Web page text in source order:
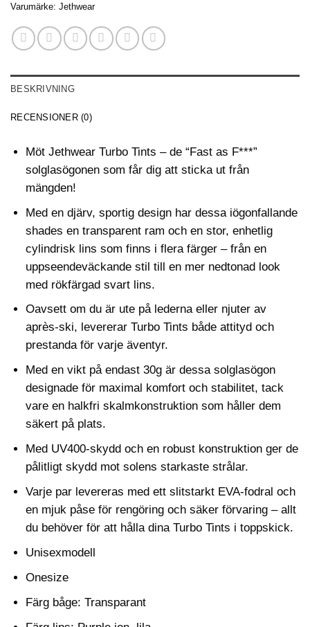
Varumärke: Jethwear
BESKRIVNING
RECENSIONER (0)
Möt Jethwear Turbo Tints – de “Fast as F***”
solglasögonen som får dig att sticka ut från
mängden!
Med en djärv, sportig design har dessa iögonfallande
shades en transparent ram och en stor, enhetlig
cylindrisk lins som finns i flera färger – från en
uppseendeväckande stil till en mer nedtonad look
med rökfärgad svart lins.
Oavsett om du är ute på lederna eller njuter av
après-ski, levererar Turbo Tints både attityd och
prestanda för varje äventyr.
Med en vikt på endast 30g är dessa solglasögon
designade för maximal komfort och stabilitet, tack
vare en halkfri skalmkonstruktion som håller dem
säkert på plats.
Med UV400-skydd och en robust konstruktion ger de
pålitligt skydd mot solens starkaste strålar.
Varje par levereras med ett slitstarkt EVA-fodral och
en mjuk påse för rengöring och säker förvaring – allt
du behöver för att hålla dina Turbo Tints i toppskick.
Unisexmodell
Onesize
Färg båge: Transparant